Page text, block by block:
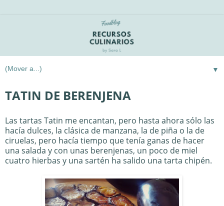
▼
TATIN DE BERENJENA
Las tartas Tatin me encantan, pero hasta ahora sólo las
hacía dulces, la clásica de manzana, la de piña o la de
ciruelas, pero hacía tiempo que tenía ganas de hacer
una salada y con unas berenjenas, un poco de miel
cuatro hierbas y una sartén ha salido una tarta chipén.